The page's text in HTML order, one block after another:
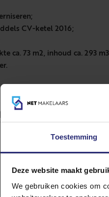
Toestemming
Deze website maakt
We gebruiken cookies om
CV-ketel 2016;
ca. 73 m2, inhoud ca. 293